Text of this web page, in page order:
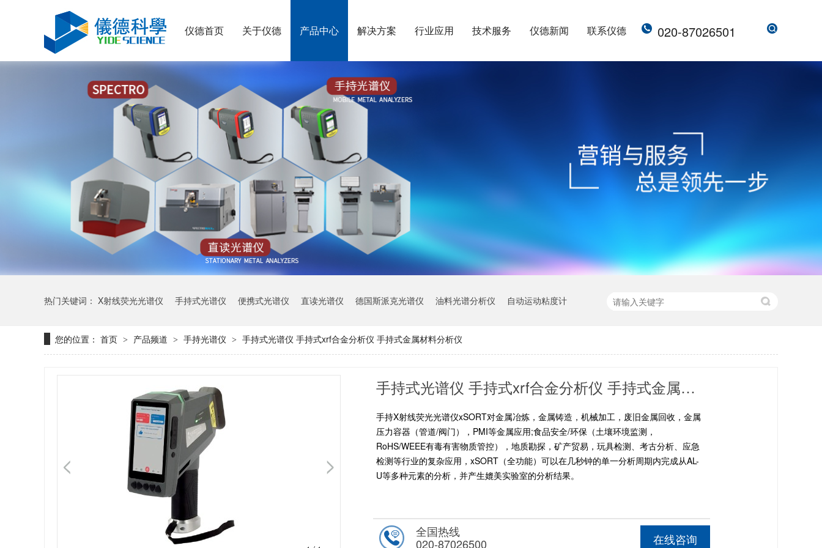
仪德首页 关于仪德 产品中心 解决方案 行业应用 技术服务 仪德新闻 联系仪德 020-87026501
热门关键词： X射线荧光光谱仪 手持式光谱仪 便携式光谱仪 直读光谱仪 德国斯派克光谱仪 油料光谱分析仪 自动运动粘度计
您的位置： 首页 > 产品频道 > 手持光谱仪 > 手持式光谱仪 手持式xrf合金分析仪 手持式金属材料分析仪
手持式光谱仪 手持式xrf合金分析仪 手持式金属材料分析仪
手持X射线荧光光谱仪xSORT对金属冶炼，金属铸造，机械加工，废旧金属回收，金属
压力容器（管道/阀门），PMI等金属应用;食品安全/环保（土壤环境监测，
RoHS/WEEE有毒有害物质管控），地质勘探，矿产贸易，玩具检测、考古分析、应急
检测等行业的复杂应用，xSORT（全功能）可以在几秒钟的单一分析周期内完成从AL-
U等多种元素的分析，并产生媲美实验室的分析结果。
在线咨询
全国热线
020-87026500